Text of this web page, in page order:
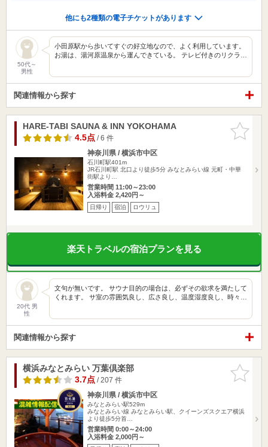
他にも2種類の電子チケットがあります
50代～
男性
小田原駅から歩いてすぐの好立地なので、よく利用しています。
お湯は、湯河原温泉から運んできている。 テレビ付きのリクラ…
関連情報から探す
お気に入
りに追加
HARE-TABI SAUNA & INN YOKOHAMA
4.5点/ 6 件
神奈川県 / 横浜市中区
石川町駅401m
JR石川町駅 北口より徒歩5分 みなとみらい線 元町・中華
街駅より…
営業時間 11:00～23:00
入浴料金 2,420円～
日帰り 宿泊 ロウリュ
楽天トラベルの宿泊プランを見る
20代 男
性
文句が無いです。 サウナ目的の場合は、必ずその欲求を満たして
くれます。 サ室の雰囲気良し、広さ良し、温度湿度良し、時々…
関連情報から探す
お気に入
りに追加
横浜みなとみらい 万葉倶楽部
3.7点/ 207 件
神奈川県 / 横浜市中区
みなとみらい駅529m
みなとみらい線 みなとみらい駅、クイーンズスクエア横浜
より徒歩5分首…
営業時間 0:00～24:00
入浴料金 2,000円～